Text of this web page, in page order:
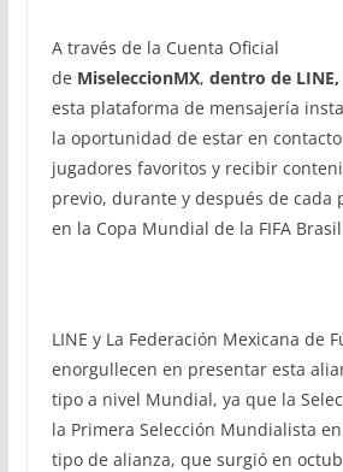
A través de la Cuenta Oficial
de MiseleccionMX, dentro de LINE,
esta plataforma de mensajería
la oportunidad de estar en
jugadores favoritos y recibir
previo, durante y después de cada
en la Copa Mundial de la FIFA
LINE y La Federación Mexicana de
enorgullecen en presentar esta
tipo a nivel Mundial, ya que la
la Primera Selección Mundialista
tipo de alianza, que surgió en